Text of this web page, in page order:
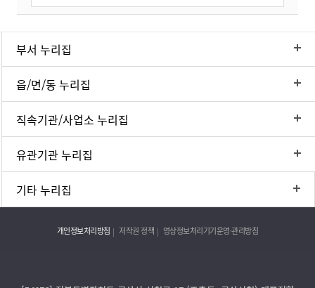
부서 누리집
읍/면/동 누리집
직속기관/사업소 누리집
유관기관 누리집
기타 누리집
개인정보처리방침 저작권 정책 영상정보처리기기운영·관리방침